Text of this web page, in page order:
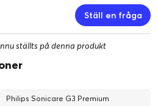
byta borsthuvud och får
Ställ en fråga
ställts på denna produkt
Philips Sonicare G3 Premium